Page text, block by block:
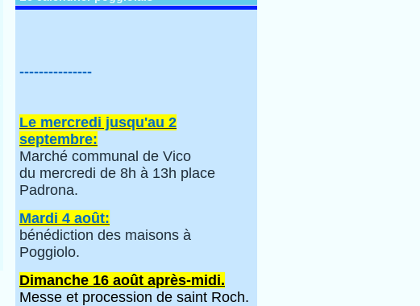
---------------
Le mercredi jusqu'au 2
septembre:
Marché communal de Vico
du mercredi de 8h à 13h place
Padrona.
Mardi 4 août:
bénédiction des maisons à
Poggiolo.
Dimanche 16 août après-midi.
Messe et procession de saint Roch.